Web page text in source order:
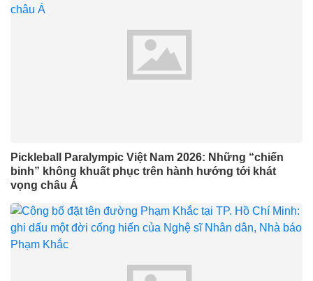
Pickleball Paralympic Việt Nam 2026: Những “chiến
binh” không khuất phục trên hành hướng tới khát
vọng châu Á